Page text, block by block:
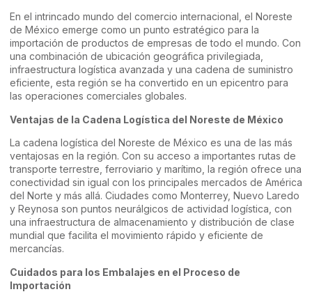
En el intrincado mundo del comercio internacional, el Noreste
de México emerge como un punto estratégico para la
importación de productos de empresas de todo el mundo. Con
una combinación de ubicación geográfica privilegiada,
infraestructura logística avanzada y una cadena de suministro
eficiente, esta región se ha convertido en un epicentro para
las operaciones comerciales globales.
Ventajas de la Cadena Logística del Noreste de México
La cadena logística del Noreste de México es una de las más
ventajosas en la región. Con su acceso a importantes rutas de
transporte terrestre, ferroviario y marítimo, la región ofrece una
conectividad sin igual con los principales mercados de América
del Norte y más allá. Ciudades como Monterrey, Nuevo Laredo
y Reynosa son puntos neurálgicos de actividad logística, con
una infraestructura de almacenamiento y distribución de clase
mundial que facilita el movimiento rápido y eficiente de
mercancías.
Cuidados para los Embalajes en el Proceso de
Importación